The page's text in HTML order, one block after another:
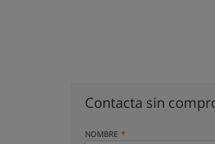
Contacta sin
NOMBRE